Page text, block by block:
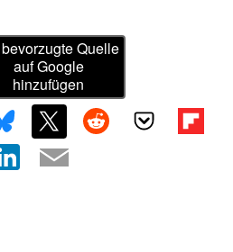
Quelle
auf Google
hinzufügen